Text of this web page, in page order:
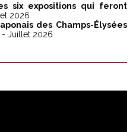
six expositions qui feront
2026
des Champs-Élysées
- Juillet 2026